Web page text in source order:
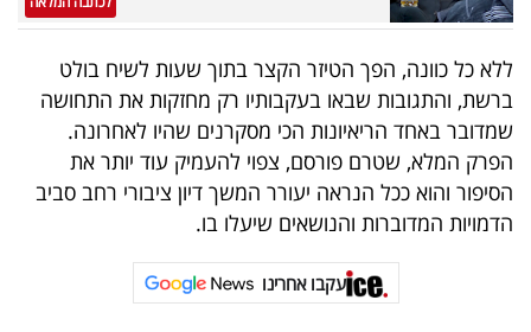
ללא כל כוונה, הפך הטיזר הקצר בתוך שעות לשיח בולט
ברשת, והתגובות שבאו בעקבותיו רק מחזקות את התחושה
שמדובר באחד הריאיונות הכי מסקרנים שהיו לאחרונה.
הפרק המלא, שטרם פורסם, צפוי להעמיק עוד יותר את
הסיפור והוא ככל הנראה יעורר המשך דיון ציבורי רחב סביב
הדמויות המדוברות והנושאים שיעלו בו.
עקבו אחרינו